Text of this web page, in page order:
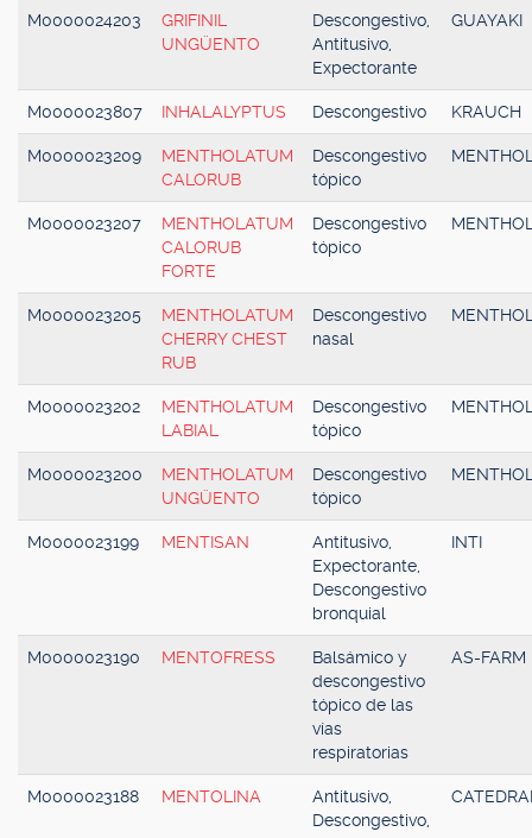
M0000024203
GRIFINIL
UNGÜENTO
Descongestivo,
Antitusivo,
Expectorante
GUAYAKI
M0000023807 INHALALYPTUS Descongestivo KRAUCH
M0000023209
MENTHOLATUM
CALORUB
Descongestivo
tópico
M0000023207
MENTHOLATUM
CALORUB
FORTE
Descongestivo
tópico
M0000023205
MENTHOLATUM
CHERRY CHEST
RUB
Descongestivo
nasal
M0000023202
MENTHOLATUM
LABIAL
Descongestivo
tópico
M0000023200
MENTHOLATUM
UNGÜENTO
Descongestivo
tópico
M0000023199 MENTISAN
Antitusivo,
Expectorante,
Descongestivo
bronquial
INTI
M0000023190 MENTOFRESS
Balsámico y
descongestivo
tópico de las
vías
respiratorias
AS-FARM
M0000023188 MENTOLINA
Antitusivo,
Descongestivo,